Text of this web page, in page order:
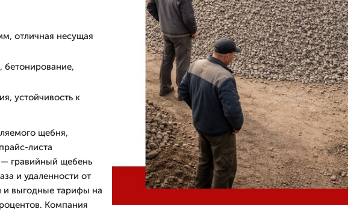
отличная несущая
бетонирование,
устойчивость к
щебня,
листа
— гравийный щебень
и удаленности от
и выгодные тарифы на
Компания